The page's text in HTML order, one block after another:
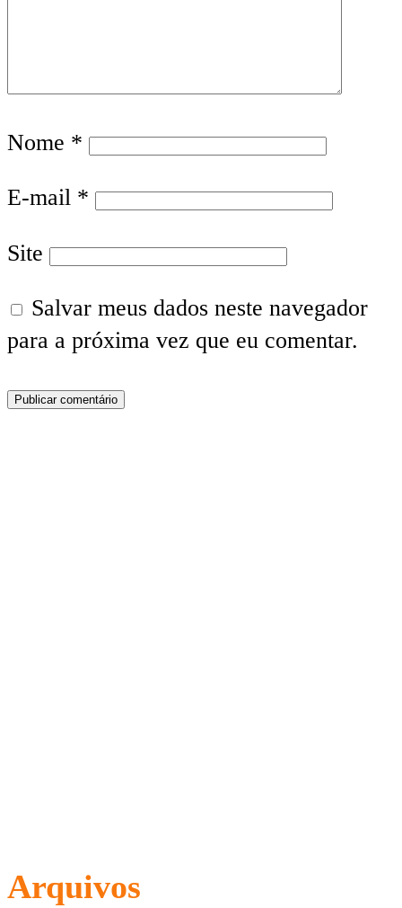
Nome *
E-mail *
Site
Salvar meus dados neste navegador
para a próxima vez que eu comentar.
Arquivos